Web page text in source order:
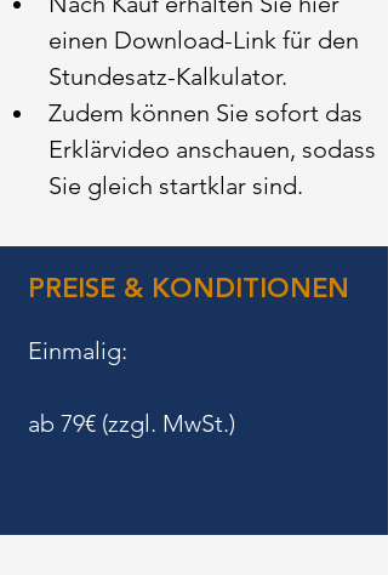
einen Download-Link für den
Stundesatz-Kalkulator.
​Zudem können Sie sofort das
Erklärvideo anschauen, sodass
Sie gleich startklar sind.
PREISE & KONDITIONEN
Einmalig:
ab 79€ (zzgl. MwSt.)